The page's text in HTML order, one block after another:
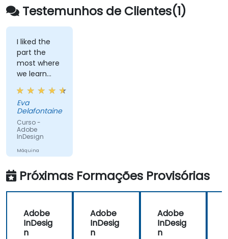
Testemunhos de Clientes(1)
I liked the
part the
most where
we learn
how to
create
objects.
Eva
Delafontaine
Curso -
Adobe
InDesign
Máquina
Próximas Formações Provisórias
Adobe
InDesig
n
Adobe
InDesig
n
Adobe
InDesig
n